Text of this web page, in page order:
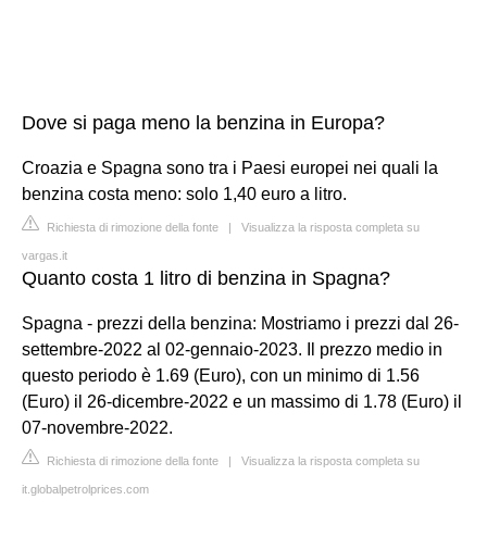
Dove si paga meno la benzina in Europa?
Croazia e Spagna sono tra i Paesi europei nei quali la
benzina costa meno: solo 1,40 euro a litro.
Richiesta di rimozione della fonte | Visualizza la risposta completa su
vargas.it
Quanto costa 1 litro di benzina in Spagna?
Spagna - prezzi della benzina: Mostriamo i prezzi dal 26-
settembre-2022 al 02-gennaio-2023. Il prezzo medio in
questo periodo è 1.69 (Euro), con un minimo di 1.56
(Euro) il 26-dicembre-2022 e un massimo di 1.78 (Euro) il
07-novembre-2022.
Richiesta di rimozione della fonte | Visualizza la risposta completa su
it.globalpetrolprices.com